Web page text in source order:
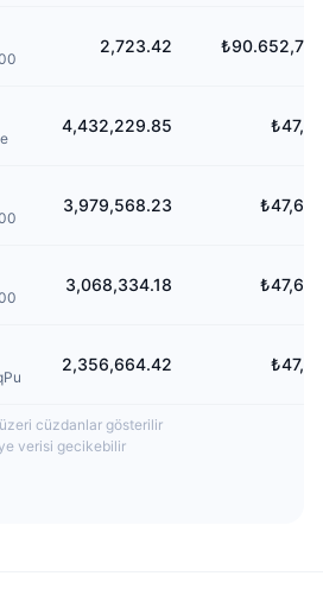
2,723.42 ₺90.652,73
4,432,229.85 ₺47,6
3,979,568.23 ₺47,63
3,068,334.18 ₺47,64
2,356,664.42 ₺47,6
cüzdanlar gösterilir
verisi gecikebilir